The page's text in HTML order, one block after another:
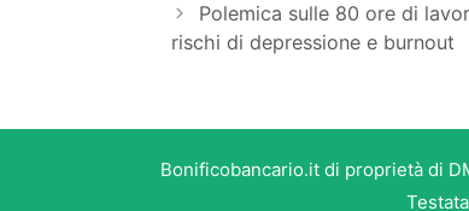
Polemica sulle 80 ore di
rischi di depressione e burnout
Bonificobancario.it di proprietà di